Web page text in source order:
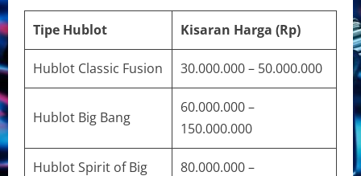
Tipe Hublot Kisaran Harga (Rp)
Hublot Classic Fusion 30.000.000 – 50.000.000
Hublot Big Bang
60.000.000 –
150.000.000
Hublot Spirit of Big
80.000.000 –